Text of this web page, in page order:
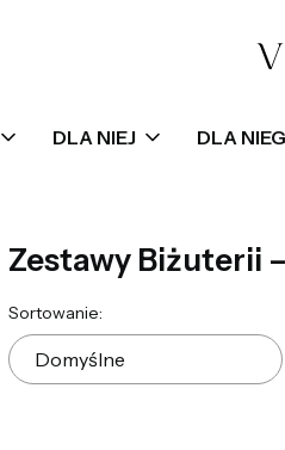
DLA NIEJ DLA
Zestawy Biżuterii
Lista produktów
Sortowanie:
Domyślne